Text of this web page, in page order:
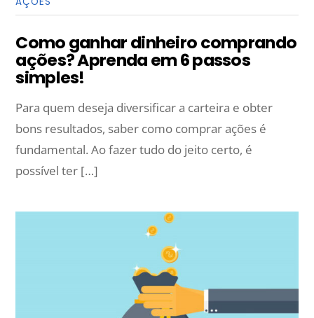
Como ganhar dinheiro comprando
ações? Aprenda em 6 passos
simples!
Para quem deseja diversificar a carteira e obter
bons resultados, saber como comprar ações é
fundamental. Ao fazer tudo do jeito certo, é
possível ter […]